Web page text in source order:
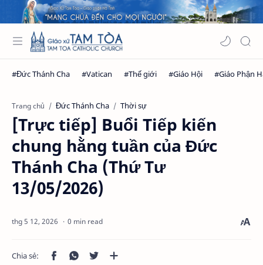
Trang chủ Đức Thánh Cha Thời sự
[Trực tiếp] Buổi Tiếp kiến
chung hằng tuần của Đức
Thánh Cha (Thứ Tư
13/05/2026)
0 min read